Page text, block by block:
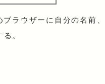
ラウザーに自分の名前、
。